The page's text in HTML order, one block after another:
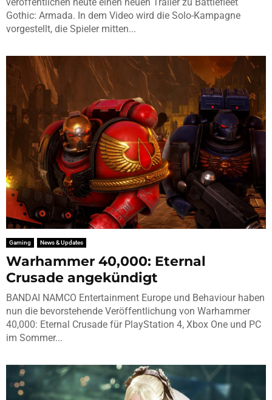
Gothic: Armada. In dem Video wird die Solo-Kampagne
vorgestellt, die Spieler mitten...
Gaming News & Updates
Warhammer 40,000: Eternal
Crusade angekündigt
BANDAI NAMCO Entertainment Europe und Behaviour haben
nun die bevorstehende Veröffentlichung von Warhammer
40,000: Eternal Crusade für PlayStation 4, Xbox One und PC
im Sommer...